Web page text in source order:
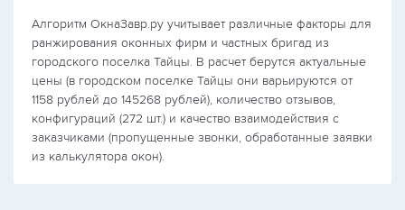
Алгоритм ОкнаЗавр.ру учитывает различные факторы для
ранжирования оконных фирм и частных бригад из
городского поселка Тайцы. В расчет берутся актуальные
цены (в городском поселке Тайцы они варьируются от
1158 рублей до 145268 рублей), количество отзывов,
конфигураций (272 шт.) и качество взаимодействия с
заказчиками (пропущенные звонки, обработанные заявки
из калькулятора окон).